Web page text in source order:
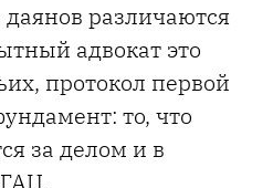
различаются
адвокат это
протокол первой
то, что
за делом и в